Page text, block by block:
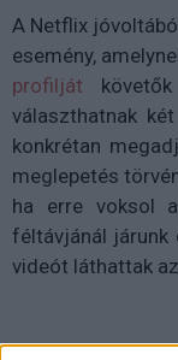
A Netflix
esemény,
profilját
választhatnak
konkrétan
meglepetés
ha erre voksol
féltávjánál járunk
videót láthattak